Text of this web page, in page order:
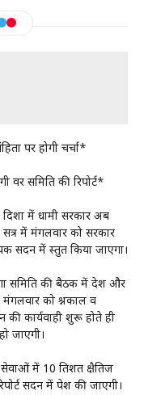
पर होगी चर्चा*
समिति की रिपोर्ट*
में धामी सरकार अब
में मंगलवार को सरकार
में प्रस्तुत किया जाएगा।
समिति की बैठक में देश और
को प्रश्नकाल व
की कार्यवाही शुरू होते ही
जाएगी।
में 10 प्रतिशत क्षैतिज
सदन में पेश की जाएगी।